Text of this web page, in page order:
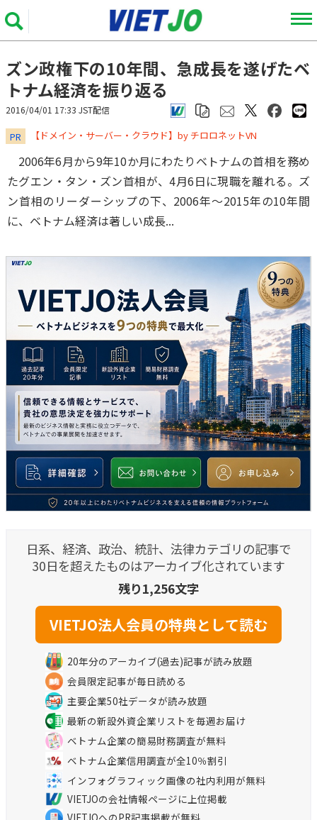
ズン政権下の10年間、急成長を遂げたベ
トナム経済を振り返る
2016/04/01 17:33 JST配信
PR ​​​​​​​【ドメイン・サーバー・クラウド】by チロロネットVN
2006年6月から9年10か月にわたりベトナムの首相を務め
たグエン・タン・ズン首相が、4月6日に現職を離れる。ズ
ン首相のリーダーシップの下、2006年～2015年の10年間
に、ベトナム経済は著しい成長...
日系、経済、政治、統計、法律カテゴリの記事で
30日を超えたものはアーカイブ化されています
残り1,256文字
20年分のアーカイブ(過去)記事が読み放題
会員限定記事が毎日読める
主要企業50社データが読み放題
最新の新設外資企業リストを毎週お届け
ベトナム企業の簡易財務調査が無料
ベトナム企業信用調査が全10％割引
インフォグラフィック画像の社内利用が無料
VIETJOの会社情報ページに上位掲載